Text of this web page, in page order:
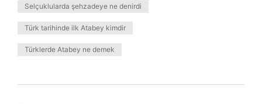
Selçuklularda şehzadeye ne denirdi
Türk tarihinde ilk Atabey kimdir
Türklerde Atabey ne demek